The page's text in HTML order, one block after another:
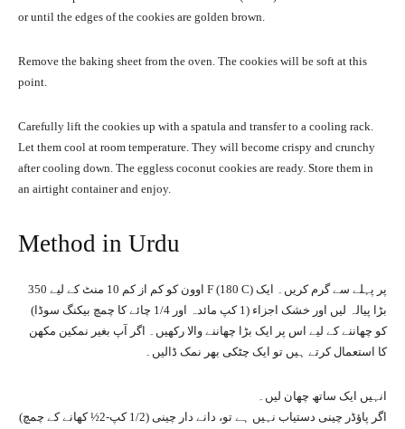
or until the edges of the cookies are golden brown.
Remove the baking sheet from the oven. The cookies will be soft at this
point.
Carefully lift the cookies up with a spatula and transfer to a cooling rack.
Let them cool at room temperature. They will become crispy and crunchy
after cooling down. The eggless coconut cookies are ready. Store them in
an airtight container and enjoy.
Method in Urdu
اوون کو کم از کم 10 منٹ کے لیے 350 F (180 C) پر پہلے سے گرم کریں۔ ایک
بڑا پیالہ لیں اور خشک اجزاء (1 کپ مائدہ اور 1/4 چائے کا چمچ بیکنگ سوڈا)
کو چھاننے کے لیے اس پر ایک بڑا چھاننے والا رکھیں۔ اگر آپ بغیر نمکین مکھن
کا استعمال کرتے ہیں تو ایک چٹکی بھر نمک ڈالیں۔
انہیں ایک ساتھ چھان لیں۔
اگر پاؤڈر چینی دستیاب نہیں ہے تو، دانے دار چینی (1/2 کپ-2½ کھانے کے چمچ)